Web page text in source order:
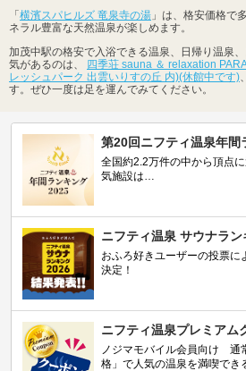
「 横濱スパヒルズ 竜泉寺の湯 」は、格安価格で
ネラル豊富な天然温泉が楽しめます。
加茂中駅の格安で入浴できる温泉、日帰り温泉
気があるのは、
四季荘 sauna ＆ relaxation
レッシュパーク 出雲いりすの丘 内)(休館中です)、
す。ぜひ一度は足を運んでみてください。
第20回ニフティ温泉年間
全国約2.2万件の中から頂点
気施設は…
ニフティ温泉 サウナラ
おふろ好きユーザーの投票に
決定！
ニフティ温泉プレミアム
ノジマモバイル会員向け 通
格」で人気の温泉を満喫でき